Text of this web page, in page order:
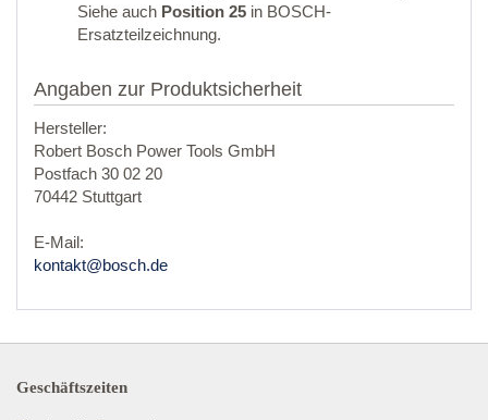
Siehe auch Position 25 in BOSCH-
Ersatzteilzeichnung.
Angaben zur Produktsicherheit
Hersteller:
Robert Bosch Power Tools GmbH
Postfach 30 02 20
70442 Stuttgart
E-Mail:
kontakt@bosch.de
Geschäftszeiten